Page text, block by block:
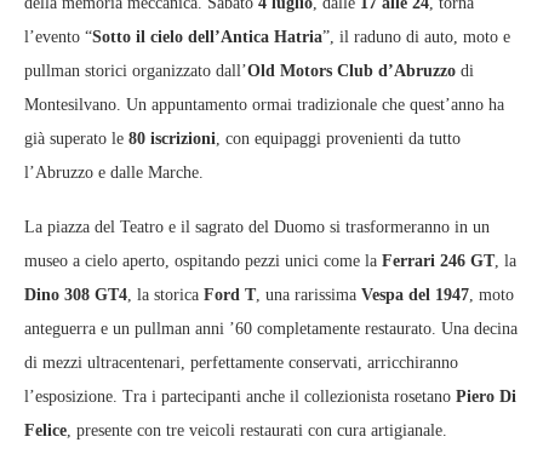
l’evento “Sotto il cielo dell’Antica Hatria”, il raduno di auto, moto e
pullman storici organizzato dall’Old Motors Club d’Abruzzo di
Montesilvano. Un appuntamento ormai tradizionale che quest’anno ha
già superato le 80 iscrizioni , con equipaggi provenienti da tutto
l’Abruzzo e dalle Marche.
La piazza del Teatro e il sagrato del Duomo si trasformeranno in un
museo a cielo aperto, ospitando pezzi unici come la Ferrari 246 GT, la
Dino 308 GT4 , la storica Ford T, una rarissima Vespa del 1947 , moto
anteguerra e un pullman anni ’60 completamente restaurato. Una decina
di mezzi ultracentenari, perfettamente conservati, arricchiranno
l’esposizione. Tra i partecipanti anche il collezionista rosetano Piero Di
Felice , presente con tre veicoli restaurati con cura artigianale.